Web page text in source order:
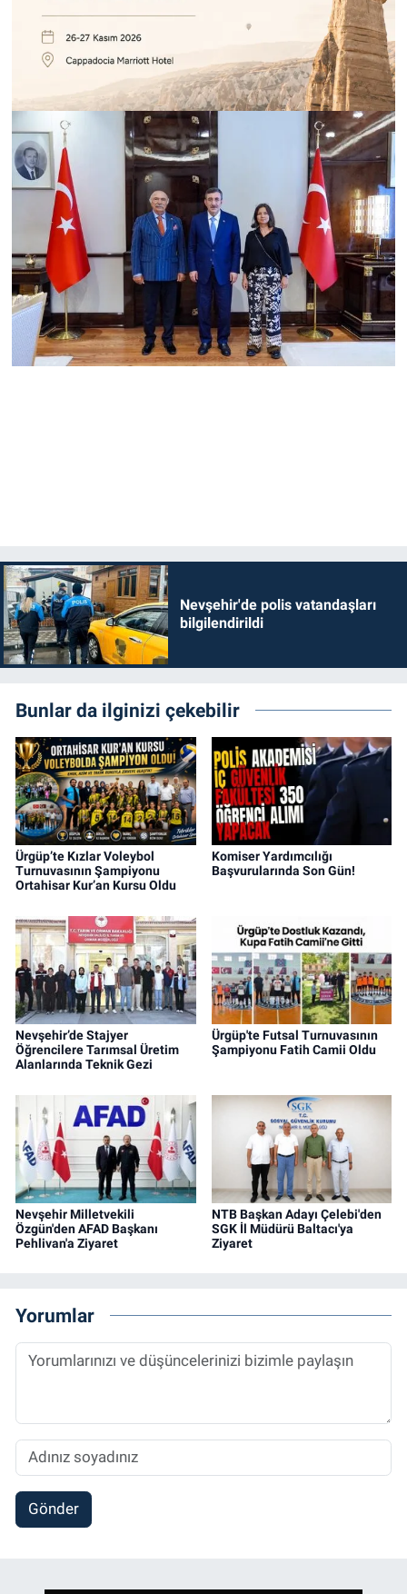
Nevşehir'de polis vatandaşları
bilgilendirildi
Bunlar da ilginizi çekebilir
Ürgüp’te Kızlar Voleybol
Turnuvasının Şampiyonu
Ortahisar Kur’an Kursu Oldu
Komiser Yardımcılığı
Başvurularında Son Gün!
Nevşehir’de Stajyer
Öğrencilere Tarımsal Üretim
Alanlarında Teknik Gezi
Ürgüp'te Futsal Turnuvasının
Şampiyonu Fatih Camii Oldu
Nevşehir Milletvekili
Özgün'den AFAD Başkanı
Pehlivan'a Ziyaret
NTB Başkan Adayı Çelebi'den
SGK İl Müdürü Baltacı'ya
Ziyaret
Yorumlar
Gönder